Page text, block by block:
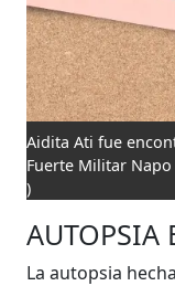
Aidita Ati fue
Fuerte Militar
)
AUTOPSIA
La autopsia